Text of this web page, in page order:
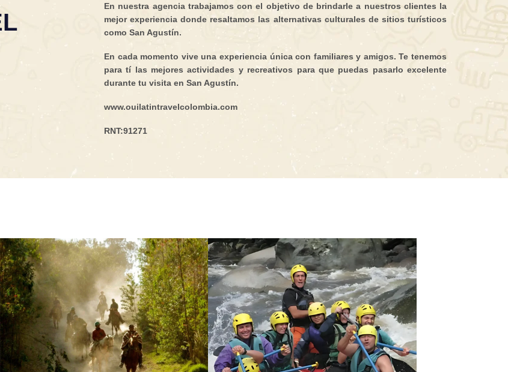
En nuestra agencia trabajamos con el objetivo de brindarle a nuestros clientes la
mejor experiencia donde resaltamos las alternativas culturales de sitios turísticos
como San Agustín.
En cada momento vive una experiencia única con familiares y amigos. Te tenemos
para tí las mejores actividades y recreativos para que puedas pasarlo excelente
durante tu visita en San Agustín.
www.ouilatintravelcolombia.com
RNT:91271